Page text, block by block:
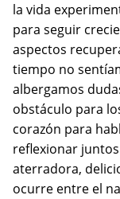
la vida
para seguir
aspectos
tiempo no
albergamos
obstáculo para
corazón para
reflexionar
aterradora,
ocurre entre el